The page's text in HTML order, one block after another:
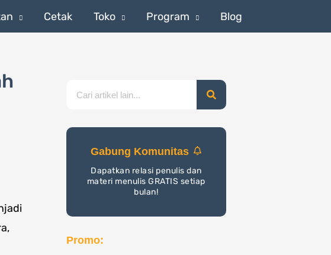
Cetak Toko Program Blog
Gabung Komunitas
Dapatkan relasi penulis dan
materi menulis GRATIS setiap
bulan!
Promo: